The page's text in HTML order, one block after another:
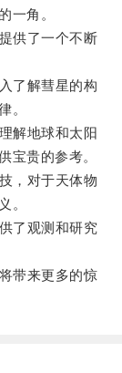
一角。
供了一个不断
了解彗星的构
。
解地球和太阳
宝贵的参考。
，对于天体物
。
了观测和研究
带来更多的惊